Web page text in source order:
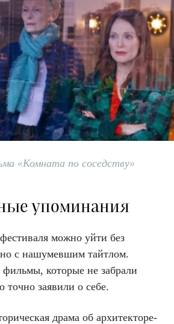
«Комната по соседству»
упоминания
можно уйти без
но с нашумевшим тайтлом.
фильмы, которые не забрали
точно заявили о себе.
драма об архитекторе-